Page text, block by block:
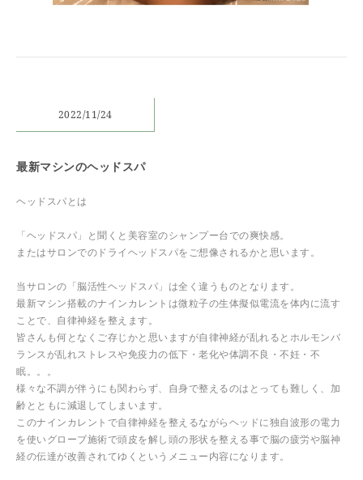
2022/11/24
最新マシンのヘッドスパ
ヘッドスパとは
「ヘッドスパ」と聞くと美容室のシャンプー台での爽快感。
またはサロンでのドライヘッドスパをご想像されるかと思います。
当サロンの「脳活性ヘッドスパ」は全く違うものとなります。
最新マシン搭載のナインカレントは微粒子の生体擬似電流を体内に流す
ことで、自律神経を整えます。
皆さんも何となくご存じかと思いますが自律神経が乱れるとホルモンバ
ランスが乱れストレスや免疫力の低下・老化や体調不良・不妊・不
眠。。。
様々な不調が伴うにも関わらず、自身で整えるのはとっても難しく、加
齢とともに減退してしまいます。
このナインカレントで自律神経を整えるながらヘッドに独自波形の電力
を使いグローブ施術で頭皮を解し頭の形状を整える事で脳の疲労や脳神
経の伝達が改善されてゆくというメニュー内容になります。